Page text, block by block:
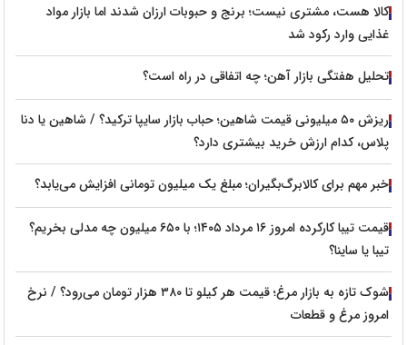
کالا هست، مشتری نیست؛ برنج و حبوبات ارزان شدند اما بازار مواد
غذایی وارد رکود شد
تحلیل هفتگی بازار آهن؛ چه اتفاقی در راه است؟
ریزش ۵۰ میلیونی قیمت شاهین؛ حباب بازار سایپا ترکید؟ / شاهین یا دنا
پلاس، کدام ارزش خرید بیشتری دارد؟
خبر مهم برای کالابرگ‌بگیران؛ مبلغ یک میلیون تومانی افزایش می‌یابد؟
قیمت تیبا کارکرده امروز ۱۶ مرداد ۱۴۰۵؛ با ۶۵۰ میلیون چه مدلی بخریم؟
تیبا یا ساینا؟
شوک تازه به بازار مرغ؛ قیمت هر کیلو تا ۳۸۰ هزار تومان می‌رود؟ / نرخ
امروز مرغ و قطعات